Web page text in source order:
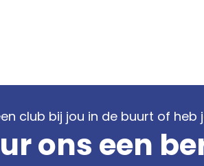
club bij jou in de buurt of heb
ons een